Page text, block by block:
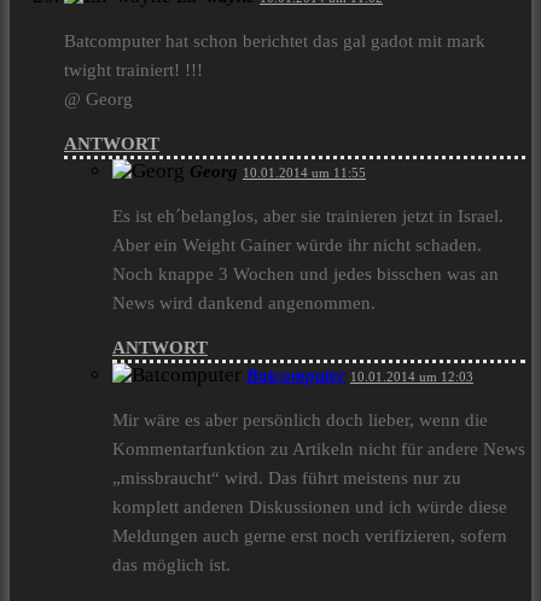
Batcomputer hat schon berichtet das gal gadot mit mark
twight trainiert! !!!
@ Georg
ANTWORT
Georg 10.01.2014 um 11:55
Es ist eh´belanglos, aber sie trainieren jetzt in Israel.
Aber ein Weight Gainer würde ihr nicht schaden.
Noch knappe 3 Wochen und jedes bisschen was an
News wird dankend angenommen.
ANTWORT
Batcomputer 10.01.2014 um 12:03
Mir wäre es aber persönlich doch lieber, wenn die
Kommentarfunktion zu Artikeln nicht für andere News
„missbraucht“ wird. Das führt meistens nur zu
komplett anderen Diskussionen und ich würde diese
Meldungen auch gerne erst noch verifizieren, sofern
das möglich ist.